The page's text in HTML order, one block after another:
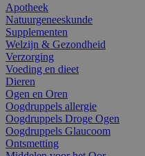
Apotheek
Natuurgeneeskunde
Supplementen
Welzijn & Gezondheid
Verzorging
Voeding en dieet
Dieren
Ogen en Oren
Oogdruppels allergie
Oogdruppels Droge Ogen
Oogdruppels Glaucoom
Ontsmetting